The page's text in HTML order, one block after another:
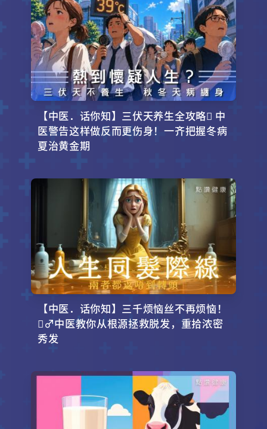
【中医．话你知】三伏天养生全攻略 中
医警告这样做反而更伤身！一齐把握冬病
夏治黄金期
【中医．话你知】三千烦恼丝不再烦恼！
‍♂️中医教你从根源拯救脱发，重拾浓密
秀发